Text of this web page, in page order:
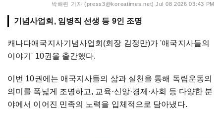
박해련 기자 (press3@koreatimes.net) Jul 08 2026 03:43 PM
캐나다애국지사기념사업회(회장 김정만)가 '애국지사들의
이야기' 10권을 출간했다.
이번 10권에는 애국지사들의 삶과 실천을 통해 독립운동의
의미를 폭넓게 조명하고, 교육·신앙·경제·사회 등 다양한 분
야에서 이어진 민족의 노력을 입체적으로 담아냈다.